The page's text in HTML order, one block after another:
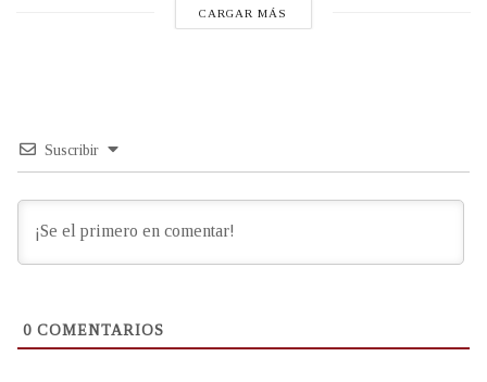
CARGAR MÁS
Suscribir
0 COMENTARIOS